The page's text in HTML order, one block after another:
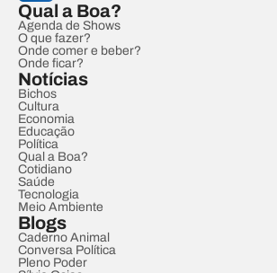
Qual a Boa?
Agenda de Shows
O que fazer?
Onde comer e beber?
Onde ficar?
Notícias
Bichos
Cultura
Economia
Educação
Política
Qual a Boa?
Cotidiano
Saúde
Tecnologia
Meio Ambiente
Blogs
Caderno Animal
Conversa Política
Pleno Poder